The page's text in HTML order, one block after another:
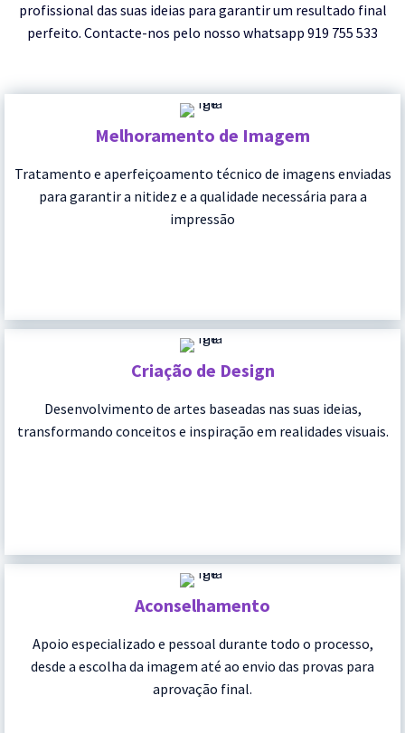
profissional das suas ideias para garantir um resultado final
perfeito. Contacte-nos pelo nosso whatsapp 919 755 533
Melhoramento de Imagem
Tratamento e aperfeiçoamento técnico de imagens enviadas
para garantir a nitidez e a qualidade necessária para a
impressão
Criação de Design
Desenvolvimento de artes baseadas nas suas ideias,
transformando conceitos e inspiração em realidades visuais.
Aconselhamento
Apoio especializado e pessoal durante todo o processo,
desde a escolha da imagem até ao envio das provas para
aprovação final.